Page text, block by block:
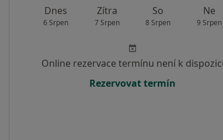
Dnes
6 Srpen
Zítra
7 Srpen
So
8 Srpen
Ne
9 Srpen
Online rezervace termínu není k dispozici
Rezervovat termín